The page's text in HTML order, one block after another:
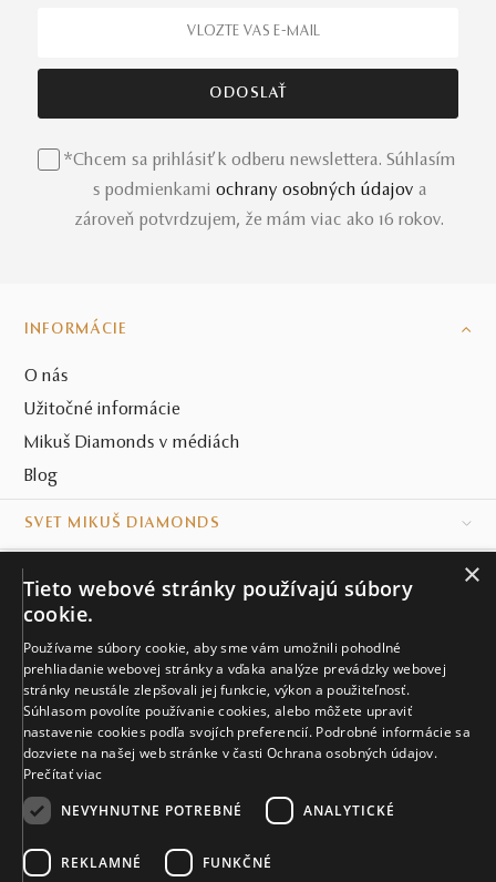
zladiť s akýmkoľvek oblečením? A stalo sa vám niekedy,
ružovým morganitom
spôsobom spojili tieto dve krásne prírodné kamene.
Morganitovo-akvamarínový prsteň v ružovom
vytvárajú v prsteni Fragilita nádherný klenotnícky súzvuk.
A to napriek, lepšie povedané práve pre rôzne odtiene
zrkadlí v každom detaile, a teda aj v 14-karátovom
ružovom zlate. To všetko podčiarkujú i nadštandardné
sieti našichklenotníctievpo celom Slovensku.
Ako si vybrať kokteilový prsteň
Ďalšou misiou príjemne okázalýchkokteilových šperkov
je prebudiť vo vás chuť na zmenu, túžbu opustiť
každodennosť a skúsiť nepoznané. Je to skúsenosť, ktorá
odvahu. No nikdy neviete, v čom ste hviezda, pokiaľ ste
*Chcem sa prihlásiť k odberu newslettera. Súhlasím
s podmienkami ochrany osobných údajov a
zároveň potvrdzujem, že mám viac ako 16 rokov.
INFORMÁCIE
O nás
Užitočné informácie
Mikuš Diamonds v médiách
Blog
SVET MIKUŠ DIAMONDS
KONTAKT
Naše klenotníctva
Sídlo spoločnosti
© MIKUŠ DIAMONDS, A.S. 2026. VŠETKY PRÁVA VYHRADENÉ.
×
Tieto webové stránky používajú súbory
cookie.
Používame súbory cookie, aby sme vám umožnili pohodlné
prehliadanie webovej stránky a vďaka analýze prevádzky webovej
stránky neustále zlepšovali jej funkcie, výkon a použiteľnosť.
Súhlasom povolíte používanie cookies, alebo môžete upraviť
nastavenie cookies podľa svojích preferencií. Podrobné informácie sa
dozviete na našej web stránke v časti Ochrana osobných údajov.
Prečítať viac
NEVYHNUTNE POTREBNÉ
ANALYTICKÉ
REKLAMNÉ FUNKČNÉ